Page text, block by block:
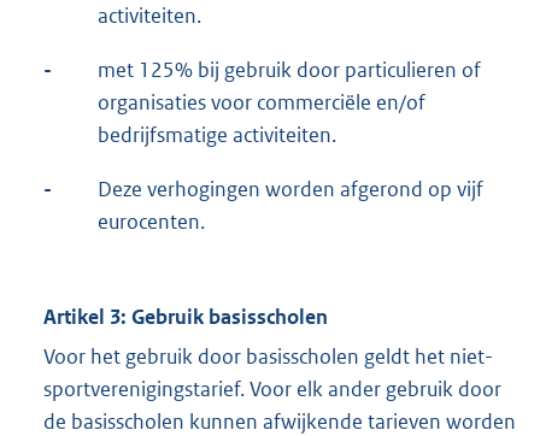
activiteiten.
-
met 125% bij gebruik door particulieren of
organisaties voor commerciële en/of
bedrijfsmatige activiteiten.
-
Deze verhogingen worden afgerond op vijf
eurocenten.
Artikel 3: Gebruik basisscholen
Voor het gebruik door basisscholen geldt het niet-
sportverenigingstarief. Voor elk ander gebruik door
de basisscholen kunnen afwijkende tarieven worden